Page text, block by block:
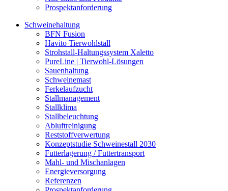
Prospektanforderung
Schweinehaltung
BFN Fusion
Havito Tierwohlstall
Strohstall-Haltungssystem Xaletto
PureLine | Tierwohl-Lösungen
Sauenhaltung
Schweinemast
Ferkelaufzucht
Stallmanagement
Stallklima
Stallbeleuchtung
Abluftreinigung
Reststoffverwertung
Konzeptstudie Schweinestall 2030
Futterlagerung / Futtertransport
Mahl- und Mischanlagen
Energieversorgung
Referenzen